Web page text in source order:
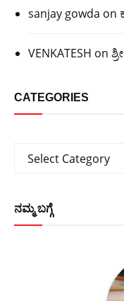
sanjay gowda on
VENKATESH on
CATEGORIES
Categories
Select Category
ನಮ್ಮ ಬಗ್ಗೆ